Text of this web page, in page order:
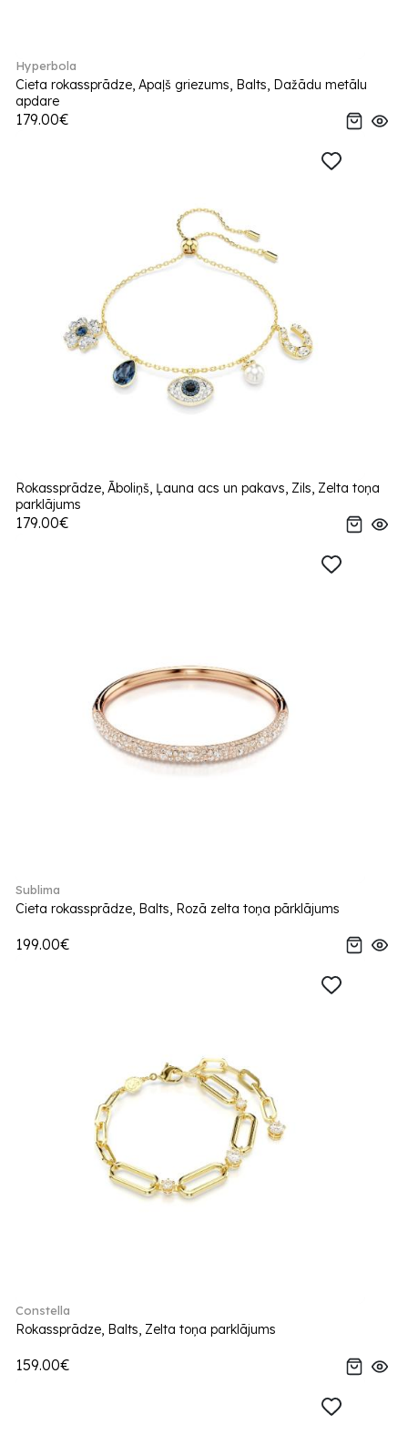
Hyperbola
Cieta rokassprādze, Apaļš griezums, Balts, Dažādu metālu
apdare
179.00€
Rokassprādze, Āboliņš, Ļauna acs un pakavs, Zils, Zelta toņa
parklājums
179.00€
Sublima
Cieta rokassprādze, Balts, Rozā zelta toņa pārklājums
199.00€
Constella
Rokassprādze, Balts, Zelta toņa parklājums
159.00€